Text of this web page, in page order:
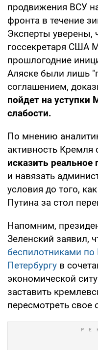
продвижения ВСУ
фронта в течение
Эксперты уверены,
госсекретаря США
прошлогодние
Аляске были лишь
соглашением,
пойдет на уступки
слабости.
По мнению
активность Кремля
исказить
и навязать
условия до того,
Путина за стол
Напомним,
Зеленский заявил,
беспилотниками
Петербургу в
экономической
заставить
пересмотреть свое